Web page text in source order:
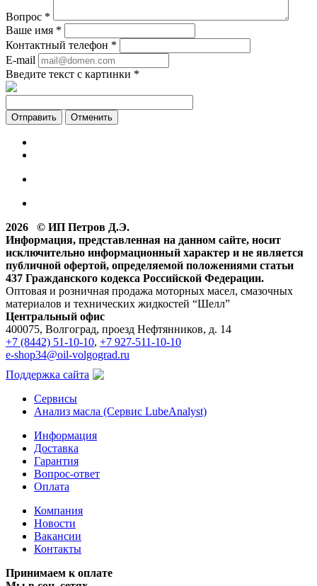
Вопрос *
Ваше имя *
Контактный телефон *
E-mail
Введите текст с картинки *
Отменить
2026 © ИП Петров Д.Э.
Информация, представленная на данном сайте, носит
исключительно информационный характер и не является
публичной офертой, определяемой положениями статьи
437 Гражданского кодекса Российской Федерации.
Оптовая и розничная продажа моторных масел, смазочных
материалов и технических жидкостей “Шелл”
Центральный офис
400075, Волгоград, проезд Нефтянников, д. 14
+7 (8442) 51-10-10, +7 927-511-10-10
e-shop34@oil-volgograd.ru
Поддержка сайта
Сервисы
Анализ масла (Сервис LubeAnalyst)
Информация
Доставка
Гарантия
Вопрос-ответ
Оплата
Компания
Новости
Вакансии
Контакты
Принимаем к оплате